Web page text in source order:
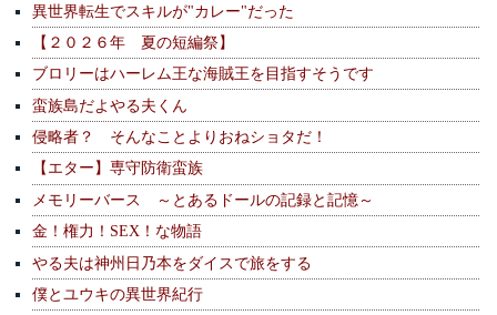
異世界転生でスキルが"カレー"だった
【２０２６年 夏の短編祭】
ブロリーはハーレム王な海賊王を目指すそうです
蛮族島だよやる夫くん
侵略者？ そんなことよりおねショタだ！
【エター】専守防衛蛮族
メモリーバース ～とあるドールの記録と記憶～
金！権力！SEX！な物語
やる夫は神州日乃本をダイスで旅をする
僕とユウキの異世界紀行